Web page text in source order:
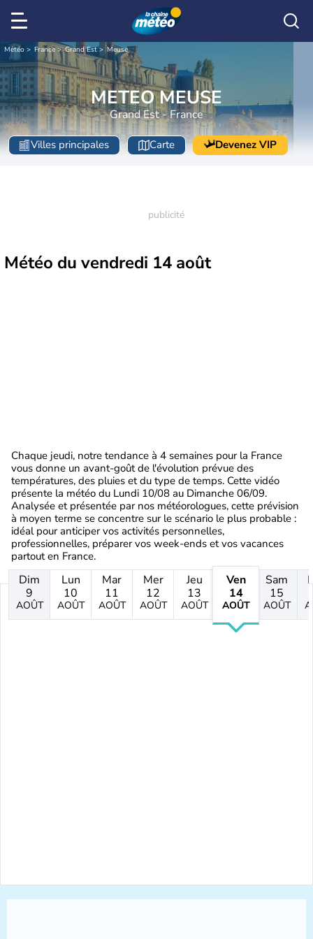
Météo France Grand Est Meuse
METEO MEUSE
Grand Est - France
Villes principales Carte Devenez VIP
Météo du vendredi 14 août
Chaque jeudi, notre tendance à 4 semaines pour la France
vous donne un avant-goût de l'évolution prévue des
températures, des pluies et du type de temps. Cette vidéo
présente la météo du Lundi 10/08 au Dimanche 06/09.
Analysée et présentée par nos météorologues, cette prévision
à moyen terme se concentre sur le scénario le plus probable :
idéal pour anticiper vos activités personnelles,
professionnelles, préparer vos week-ends et vos vacances
partout en France.
Dim
9
AOÛT
Lun
10
AOÛT
Mar
11
AOÛT
Mer
12
AOÛT
Jeu
13
AOÛT
Ven
14
AOÛT
Sam
15
AOÛT